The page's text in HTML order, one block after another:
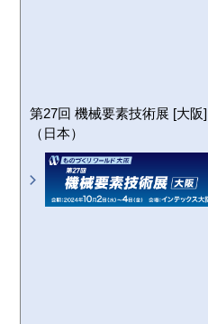
第27回 機械要素技術展 [大阪]
（日本）